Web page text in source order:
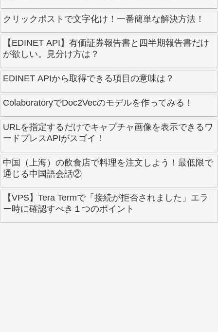
クリックポストで文字化け！一番簡単な解決方法！
【EDINET API】有価証券報告書と四半期報告書だけ
が欲しい。見分け方は？
EDINET APIから取得できる項目の意味は？
ColaboratoryでDoc2Vecのモデルを作ってみる！
URLを指定するだけでキャプチャ画像を表示できるワ
ードプレスAPIがスゴイ！
中国（上海）の飲食店で料理を注文しよう！最低限で
通じる中国語会話②
【VPS】Tera Termで「接続が拒否されました」エラ
ー時に確認すべき１つのポイント